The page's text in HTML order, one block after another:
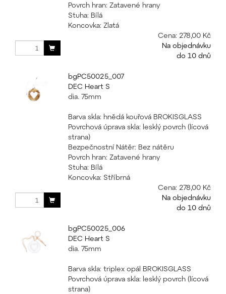
Povrch hran: Zatavené hrany
Stuha: Bílá
Koncovka: Zlatá
Cena: 278,00 Kč
Na objednávku
do 10 dnů
bgPC50025_007
DEC Heart S
dia. 75mm
Barva skla: hnědá kouřová BROKISGLASS
Povrchová úprava skla: lesklý povrch (lícová
strana)
Bezpečnostní Nátěr: Bez nátěru
Povrch hran: Zatavené hrany
Stuha: Bílá
Koncovka: Stříbrná
Cena: 278,00 Kč
Na objednávku
do 10 dnů
bgPC50025_006
DEC Heart S
dia. 75mm
Barva skla: triplex opál BROKISGLASS
Povrchová úprava skla: lesklý povrch (lícová
strana)